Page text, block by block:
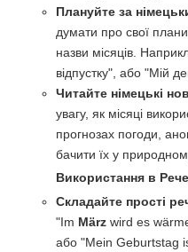
Плануйте за
думати про свої
назви місяців.
відпустку", або "Мій
Читайте німецькі
увагу, як місяці
прогнозах погоди,
бачити їх у
Використання в
Складайте прості
"Im März wird es
або "Mein Geburtstag